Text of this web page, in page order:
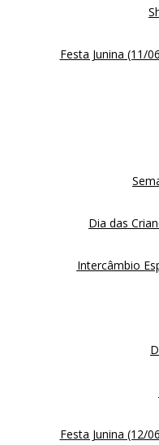
Festa Junina (11/
Dia das
Intercâmbio
Festa Junina (12/